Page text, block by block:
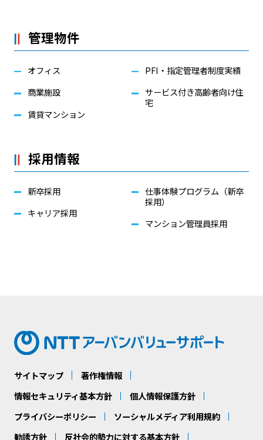
管理物件
オフィス
商業施設
賃貸マンション
PFI・指定管理者制度実績
サービス付き高齢者向け住
宅
採用情報
新卒採用
キャリア採用
仕事体験プログラム（新卒
採用）
マンション管理員採用
サイトマップ
著作権情報
情報セキュリティ基本方針
個人情報保護方針
プライバシーポリシー
ソーシャルメディア利用規約
勧誘方針
反社会的勢力に対する基本方針